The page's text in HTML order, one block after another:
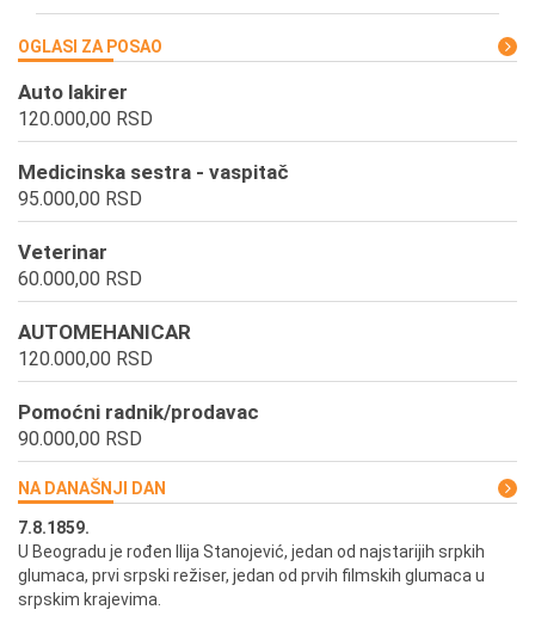
OGLASI ZA POSAO
Auto lakirer
120.000,00 RSD
Medicinska sestra - vaspitač
95.000,00 RSD
Veterinar
60.000,00 RSD
AUTOMEHANICAR
120.000,00 RSD
Pomoćni radnik/prodavac
90.000,00 RSD
NA DANAŠNJI DAN
7.8.1859.
U Beogradu je rođen Ilija Stanojević, jedan od najstarijih srpkih
glumaca, prvi srpski režiser, jedan od prvih filmskih glumaca u
srpskim krajevima.